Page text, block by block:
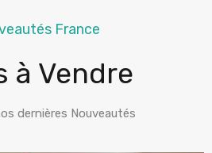
France
à Vendre
dernières Nouveautés